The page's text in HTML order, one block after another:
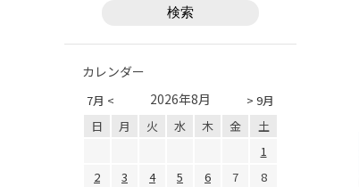
カレンダー
7月 < > 9月
2026年8月
日 月 火 水 木 金
土
1
2
3 4 5 6 7
8